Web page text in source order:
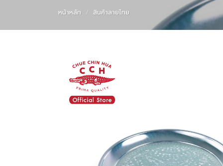
หน้าหลัก / สินค้าลายไทย